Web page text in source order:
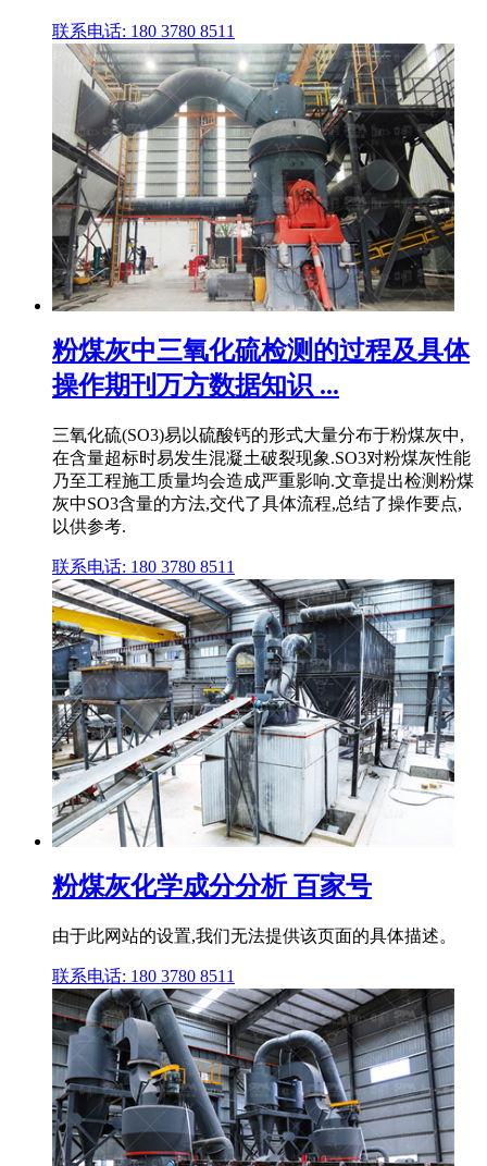
联系电话: 180 3780 8511
粉煤灰中三氧化硫检测的过程及具体
操作期刊万方数据知识 ...
三氧化硫(SO3)易以硫酸钙的形式大量分布于粉煤灰中,
在含量超标时易发生混凝土破裂现象.SO3对粉煤灰性能
乃至工程施工质量均会造成严重影响.文章提出检测粉煤
灰中SO3含量的方法,交代了具体流程,总结了操作要点,
以供参考.
联系电话: 180 3780 8511
粉煤灰化学成分分析 百家号
由于此网站的设置,我们无法提供该页面的具体描述。
联系电话: 180 3780 8511